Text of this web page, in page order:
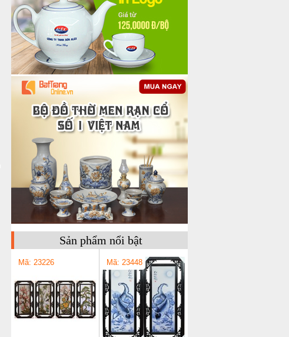
Sản phẩm nổi bật
Mã: 23226 Mã: 23448